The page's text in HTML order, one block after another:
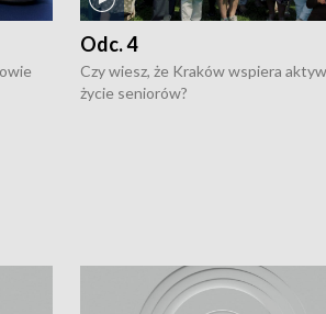
Odc. 4
Czy wiesz, że Kraków wspiera
życie seniorów?